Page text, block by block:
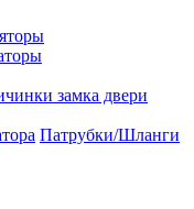
замка двери
Патрубки/Шланги